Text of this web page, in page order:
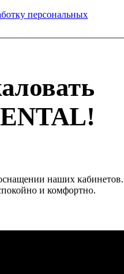
персональных
наших
и комфортно.